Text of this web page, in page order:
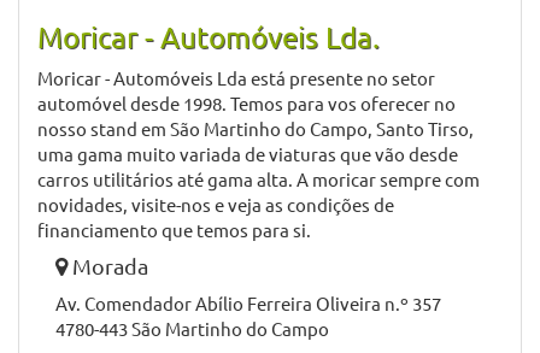
Moricar - Automóveis Lda.
Moricar - Automóveis Lda está presente no setor
automóvel desde 1998. Temos para vos oferecer no
nosso stand em São Martinho do Campo, Santo Tirso,
uma gama muito variada de viaturas que vão desde
carros utilitários até gama alta. A moricar sempre com
novidades, visite-nos e veja as condições de
financiamento que temos para si.
Morada
Av. Comendador Abílio Ferreira Oliveira n.º 357
4780-443 São Martinho do Campo